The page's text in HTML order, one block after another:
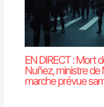
EN DIRECT : Mort
Nuñez, ministre de
marche prévue